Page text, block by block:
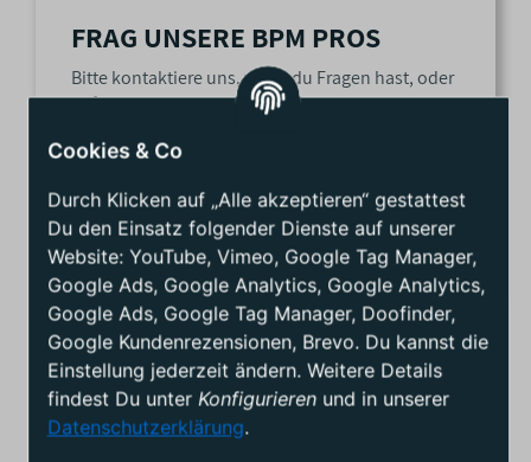
FRAG UNSERE BPM PROS
Bitte kontaktiere uns, wenn du Fragen hast, oder
auf der Suche nach einem Ersatzteil oder einem
info@bpmproshop.de
Auf einen Blick
Cookies & Co
Durch Klicken auf „Alle akzeptieren“ gestattest
Du den Einsatz folgender Dienste auf unserer
Website: YouTube, Vimeo, Google Tag Manager,
Google Ads, Google Analytics, Google Analytics,
Google Ads, Google Tag Manager, Doofinder,
Google Kundenrezensionen, Brevo. Du kannst die
Einstellung jederzeit ändern. Weitere Details
findest Du unter Konfigurierenund in unserer
Datenschutzerklärung.